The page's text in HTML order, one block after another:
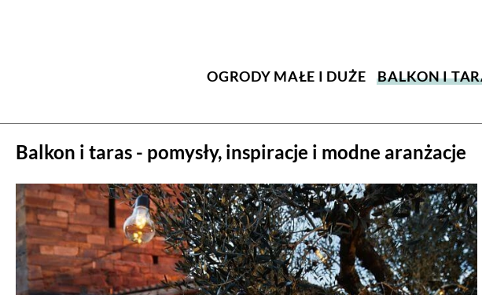
OGRODY MAŁE I DUŻE BALKON I
Balkon i taras - pomysły, inspiracje i modne aranżacje